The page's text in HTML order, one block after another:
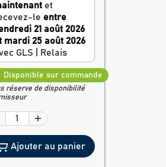
et
le entre
21 août 2026
mardi 25 août 2026
GLS | Relais
Disponible sur commande
réserve de disponibilité
Ajouter au panier